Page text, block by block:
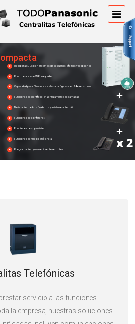
Ideal para su uso en entornos de pequeñas oficinas y despachos
Punto de acceso Wi-Fi integrado
Capacidad para 8 líneas troncales analógicas con 24 extensiones
Funciones de identificación y enrutamiento de llamadas
Notificación de buzón de voz y asistente automático
Funciones de conferencia
Funciones de supervisión
Funciones de videoconferencia
Programación y mantenimiento remotos
+
+
x 2
Telefónicas
servicio a las funciones
la empresa, nuestras soluciones